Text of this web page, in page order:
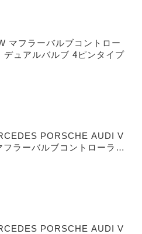
マフラーバルブコントロー
デュアルバルブ 4ピンタイプ
PORSCHE AUDI V
フラーバルブコントローラー
PORSCHE AUDI V